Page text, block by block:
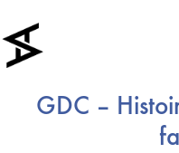
GDC –